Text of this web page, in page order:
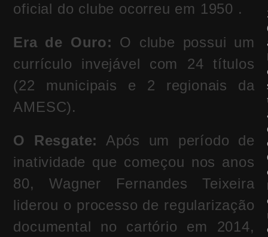
oficial do clube ocorreu em 1950 .
Era de Ouro: O clube possui um
currículo invejável com 24 títulos
(22 municipais e 2 regionais da
AMESC).
O Resgate:
Após um período de
inatividade que começou nos anos
80, Wagner Fernandes Teixeira
liderou o processo de regularização
documental no cartório em 2014,